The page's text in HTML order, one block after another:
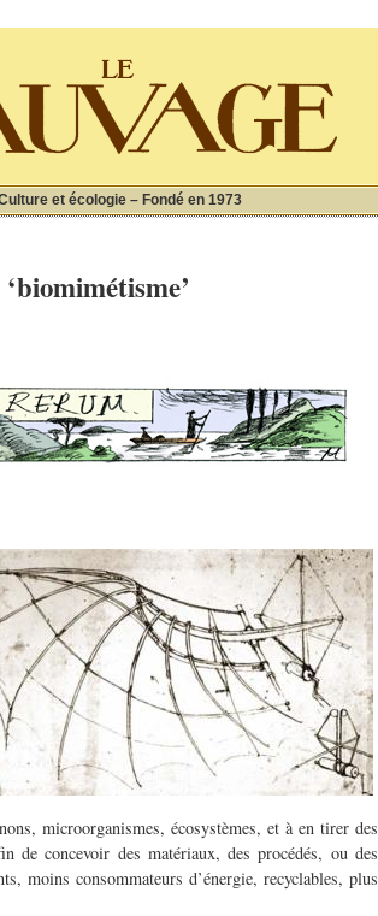
et écologie – Fondé en 1973
microorganismes, écosystèmes, et à en tirer des
de concevoir des matériaux, des procédés, ou des
moins consommateurs d’énergie, recyclables, plus